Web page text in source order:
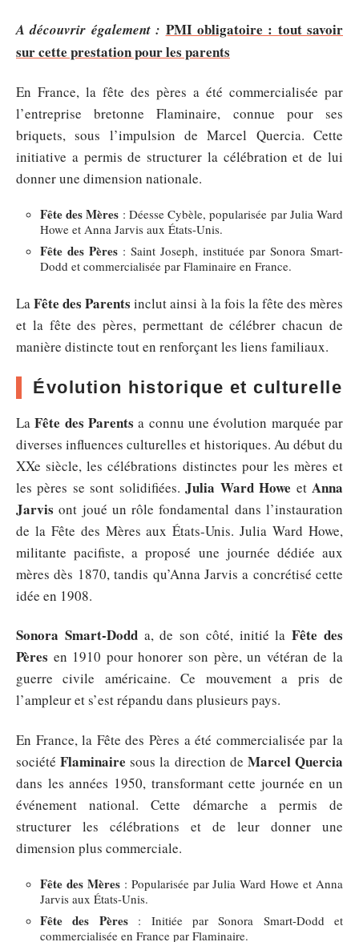
A découvrir également : PMI obligatoire : tout savoir
sur cette prestation pour les parents
En France, la fête des pères a été commercialisée par
l’entreprise bretonne Flaminaire, connue pour ses
briquets, sous l’impulsion de Marcel Quercia. Cette
initiative a permis de structurer la célébration et de lui
donner une dimension nationale.
Fête des Mères : Déesse Cybèle, popularisée par Julia Ward
Howe et Anna Jarvis aux États-Unis.
Fête des Pères : Saint Joseph, instituée par Sonora Smart-
Dodd et commercialisée par Flaminaire en France.
LaFête des Parents inclut ainsi à la fois la fête des mères
et la fête des pères, permettant de célébrer chacun de
manière distincte tout en renforçant les liens familiaux.
Évolution historique et culturelle
LaFête des Parents a connu une évolution marquée par
diverses influences culturelles et historiques. Au début du
XXe siècle, les célébrations distinctes pour les mères et
les pères se sont solidifiées.Julia Ward Howe et Anna
Jarvis ont joué un rôle fondamental dans l’instauration
de la Fête des Mères aux États-Unis. Julia Ward Howe,
militante pacifiste, a proposé une journée dédiée aux
mères dès 1870, tandis qu’Anna Jarvis a concrétisé cette
idée en 1908.
Sonora Smart-Dodda, de son côté, initié laFête des
Pères en 1910 pour honorer son père, un vétéran de la
guerre civile américaine. Ce mouvement a pris de
l’ampleur et s’est répandu dans plusieurs pays.
En France, la Fête des Pères a été commercialisée par la
sociétéFlaminaire sous la direction de Marcel Quercia
dans les années 1950, transformant cette journée en un
événement national. Cette démarche a permis de
structurer les célébrations et de leur donner une
dimension plus commerciale.
Fête des Mères: Popularisée par Julia Ward Howe et Anna
Jarvis aux États-Unis.
Fête des Pères: Initiée par Sonora Smart-Dodd et
commercialisée en France par Flaminaire.